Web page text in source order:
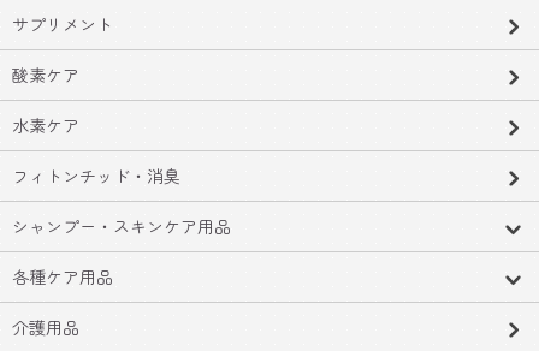
サプリメント
酸素ケア
水素ケア
フィトンチッド・消臭
シャンプー・スキンケア用品
各種ケア用品
介護用品